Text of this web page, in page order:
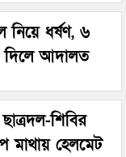
ধর্ষণ, ৬
দিলে আদালত
শিবির
মাথায় হেলমেট